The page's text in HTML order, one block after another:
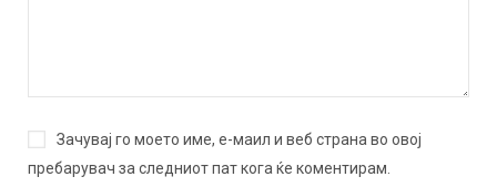
Зачувај го моето име, е-маил и веб страна во овој
пребарувач за следниот пат кога ќе коментирам.